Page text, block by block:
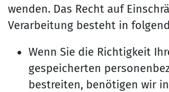
wenden. Das Recht auf
Verarbeitung besteht in
Wenn Sie die Richtigkeit
gespeicherten
bestreiten, benötigen wir